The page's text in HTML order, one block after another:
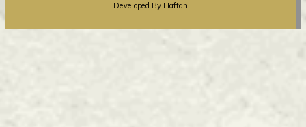
Developed By Haftan